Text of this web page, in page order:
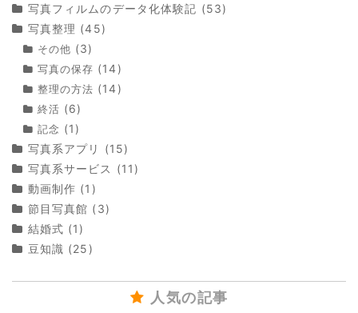
写真フィルムのデータ化体験記 (53)
写真整理 (45)
その他 (3)
写真の保存 (14)
整理の方法 (14)
終活 (6)
記念 (1)
写真系アプリ
(15)
写真系サービス (11)
動画制作 (1)
節目写真館 (3)
結婚式 (1)
豆知識 (25)
人気の記事